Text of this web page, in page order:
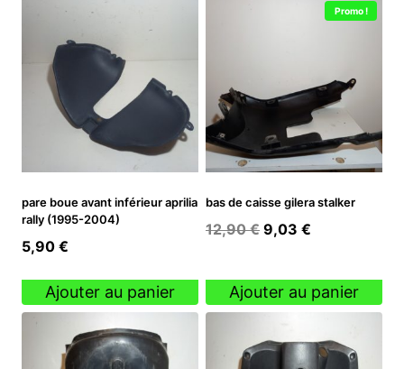
pare boue avant inférieur aprilia
rally (1995-2004)
5,90 €
Ajouter au panier
Promo !
bas de caisse gilera stalker
12,90€ Le
était :
12,90 €.
9,03 €
est :
9,03 €.
Ajouter au panier